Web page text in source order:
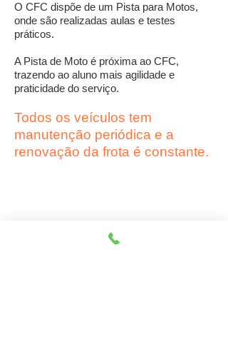
O CFC dispõe de um Pista para Motos,
onde são realizadas aulas e testes
práticos.
A Pista de Moto é próxima ao CFC,
trazendo ao aluno mais agilidade e
praticidade do serviço.
Todos os veículos tem
manutenção periódica e a
renovação da frota é constante.
Palio
Fiat